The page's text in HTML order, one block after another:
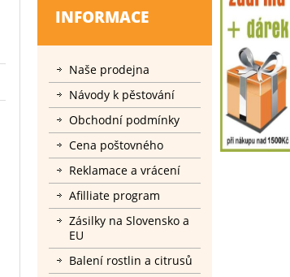
INFORMACE
Naše prodejna
Návody k pěstování
Obchodní podmínky
Cena poštovného
Reklamace a vrácení
Afilliate program
Zásilky na Slovensko a
EU
Balení rostlin a citrusů